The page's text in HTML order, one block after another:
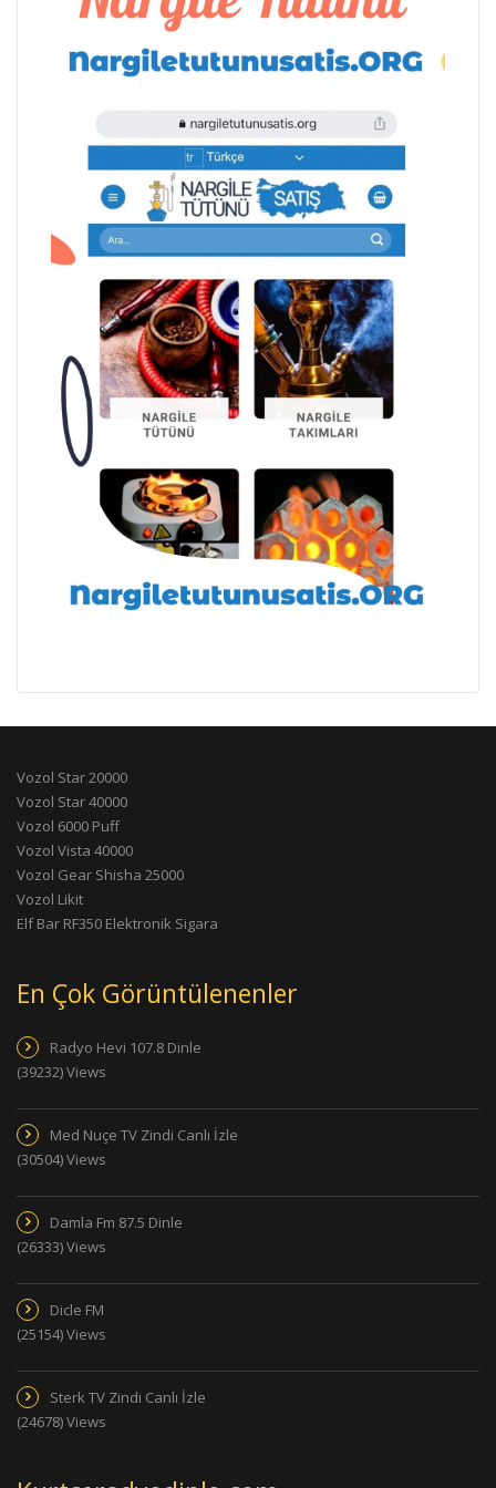
Vozol Star 20000
Vozol Star 40000
Vozol 6000 Puff
Vozol Vista 40000
Vozol Gear Shisha 25000
Vozol Likit
Elf Bar RF350 Elektronik Sigara
En Çok Görüntülenenler
Radyo Hevi 107.8 Dinle
(39232) Views
Med Nuçe TV Zindi Canlı İzle
(30504) Views
Damla Fm 87.5 Dinle
(26333) Views
Dicle FM
(25154) Views
Sterk TV Zindi Canlı İzle
(24678) Views